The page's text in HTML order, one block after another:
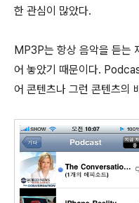
한 관심이 많았다.
MP3P는 항상 음악을 듣는
어 놓았기 때문이다.
어 콘텐츠나 그런 콘텐츠의